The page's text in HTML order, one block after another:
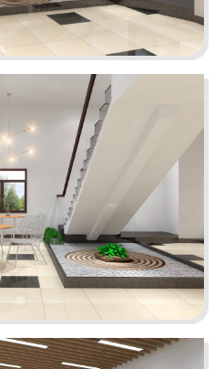
dụng tông màu trắng - be
sáng tự nhiên, kích thích
sáng tạo và hiệu quả.
tiết